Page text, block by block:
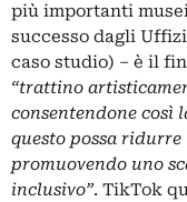
più importanti
successo dagli
caso studio) – è il
“trattino
consentendone così
questo possa
promuovendo uno
inclusivo”. TikTok